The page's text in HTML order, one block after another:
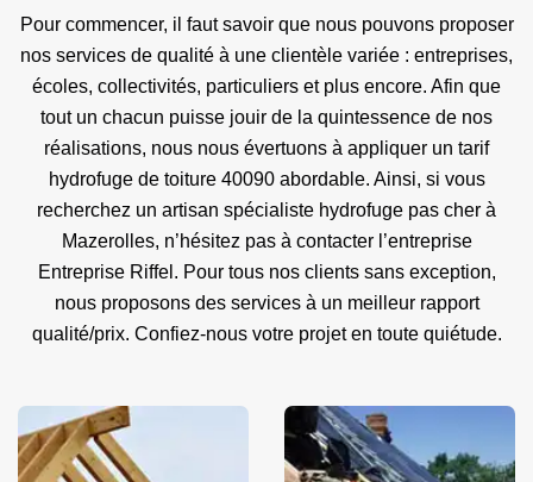
Pour commencer, il faut savoir que nous pouvons proposer
nos services de qualité à une clientèle variée : entreprises,
écoles, collectivités, particuliers et plus encore. Afin que
tout un chacun puisse jouir de la quintessence de nos
réalisations, nous nous évertuons à appliquer un tarif
hydrofuge de toiture 40090 abordable. Ainsi, si vous
recherchez un artisan spécialiste hydrofuge pas cher à
Mazerolles, n’hésitez pas à contacter l’entreprise
Entreprise Riffel. Pour tous nos clients sans exception,
nous proposons des services à un meilleur rapport
qualité/prix. Confiez-nous votre projet en toute quiétude.